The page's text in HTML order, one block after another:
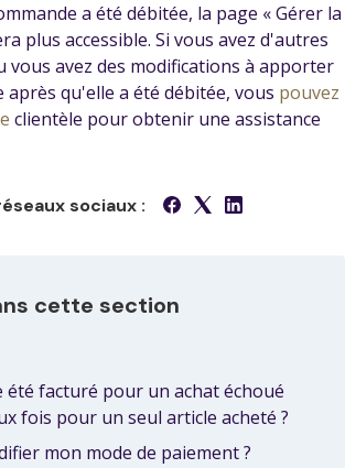
a été débitée, la page « Gérer la
plus accessible. Si vous avez d'autres
vous avez des modifications à apporter
après qu'elle a été débitée, vous pouvez
clientèle pour obtenir une assistance
sociaux :
cette section
été facturé pour un achat échoué
fois pour un seul article acheté ?
mon mode de paiement ?